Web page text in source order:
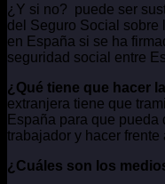
¿Y si no? puede ser
del Seguro Social sobre
en España si se ha
seguridad social entre
¿Qué tiene que hacer
extranjera tiene que
España para que pueda
trabajador y hacer
¿Cuáles son los